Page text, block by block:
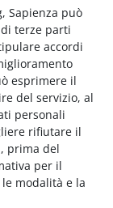
Sapienza può
terze parti
accordi
esprimere il
del servizio, al
personali
rifiutare il
prima del
per il
modalità e la